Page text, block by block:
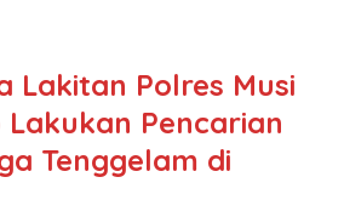
Lakitan Polres Musi
Lakukan Pencarian
Tenggelam di